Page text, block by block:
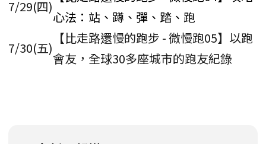
7/29(四)
心法：站、蹲、彈、踏、跑
7/30(五)
【比走路還慢的跑步 - 微慢跑05】以跑
會友，全球30多座城市的跑友紀錄